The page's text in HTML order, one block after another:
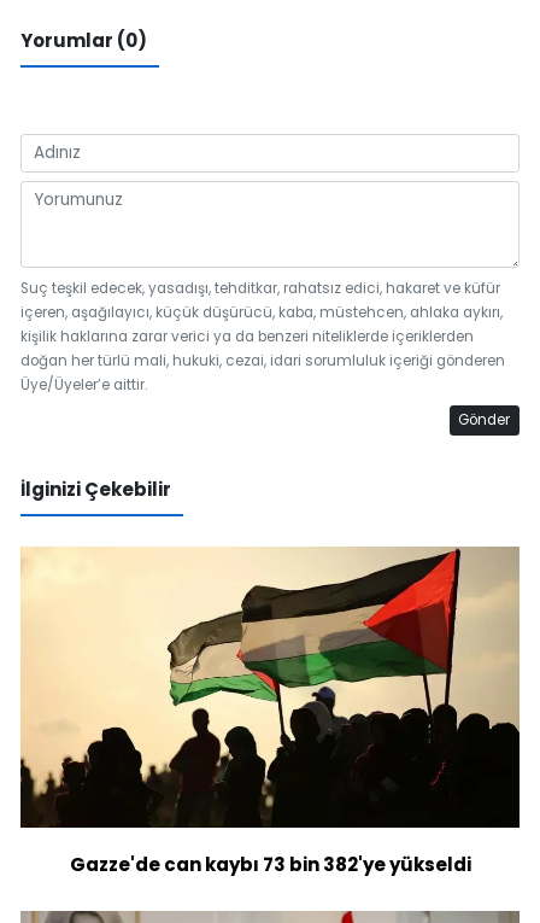
Yorumlar (0)
Suç teşkil edecek, yasadışı, tehditkar, rahatsız edici, hakaret ve küfür
içeren, aşağılayıcı, küçük düşürücü, kaba, müstehcen, ahlaka aykırı,
kişilik haklarına zarar verici ya da benzeri niteliklerde içeriklerden
doğan her türlü mali, hukuki, cezai, idari sorumluluk içeriği gönderen
Üye/Üyeler’e aittir.
Gönder
İlginizi Çekebilir
Gazze'de can kaybı 73 bin 382'ye yükseldi